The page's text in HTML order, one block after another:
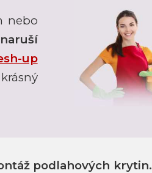
nebo
up
podlahových krytin.